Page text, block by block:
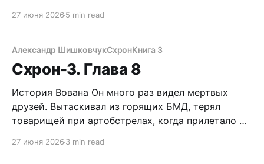
Вована ни с кем не спутаешь! Хоть и не было на
нем тельняшки, шкур
27 июня 2026 5 min read
Александр ШишковчукСхронКнига 3
Схрон-3. Глава 8
История Вована Он много раз видел мертвых
друзей. Вытаскивал из горящих БМД, терял
товарищей при артобстрелах, когда прилетало и
27 июня 2026 3 min read